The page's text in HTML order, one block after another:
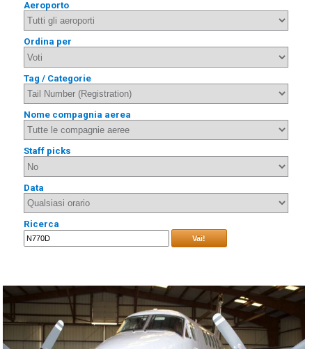
Aeroporto
Ordina per
Tag / Categorie
Nome compagnia aerea
Staff picks
Data
Ricerca
Vai!